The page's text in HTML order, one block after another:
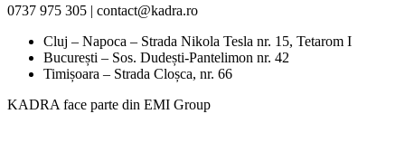
0737 975 305 | contact@kadra.ro
Cluj – Napoca – Strada Nikola Tesla nr. 15, Tetarom I
București – Sos. Dudești-Pantelimon nr. 42
Timișoara – Strada Cloșca, nr. 66
KADRA face parte din EMI Group